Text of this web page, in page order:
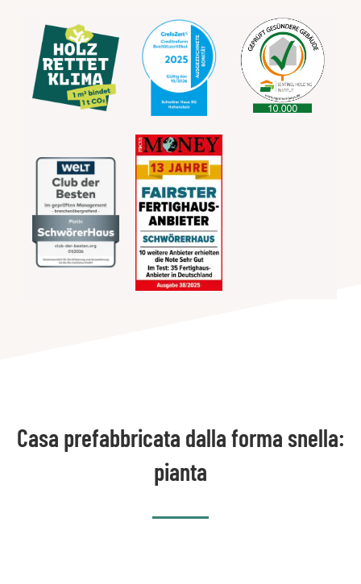
Casa prefabbricata dalla forma snella:
pianta